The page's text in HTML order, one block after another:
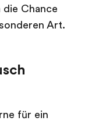
die Chance
Art.
für ein